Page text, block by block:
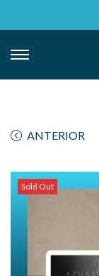
ANTERIOR
Sold Out